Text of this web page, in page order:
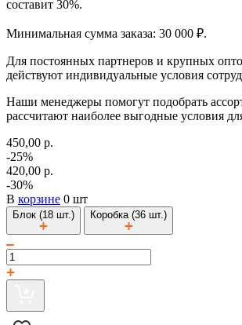
составит 30%.
Минимальная сумма заказа: 30 000 ₽.
Для постоянных партнеров и крупных
действуют индивидуальные условия
Наши менеджеры помогут подобрать
рассчитают наиболее выгодные условия
450,00 р.
-25%
420,00 р.
-30%
В корзине 0 шт
Блок (18 шт.) Коробка (36 шт.)